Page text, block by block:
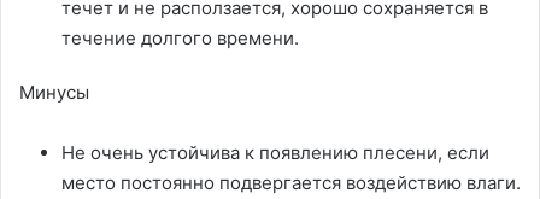
течет и не расползается, хорошо сохраняется в
течение долгого времени.
Минусы
Не очень устойчива к появлению плесени, если
место постоянно подвергается воздействию влаги.